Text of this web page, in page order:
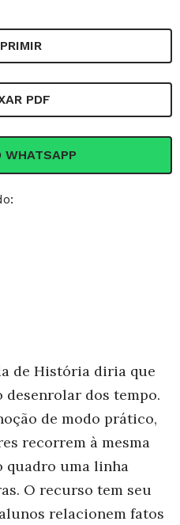
PDF
WHATSAPP
de História diria que
desenrolar dos tempo.
de modo prático,
recorrem à mesma
quadro uma linha
O recurso tem seu
relacionem fatos